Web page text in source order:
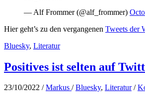
— Alf Frommer (@alf_frommer)
Hier geht’s zu den vergangenen Tweets der
Bluesky, Literatur
Positives ist selten auf
23/10/2022 /Markus /Bluesky, Literatur/